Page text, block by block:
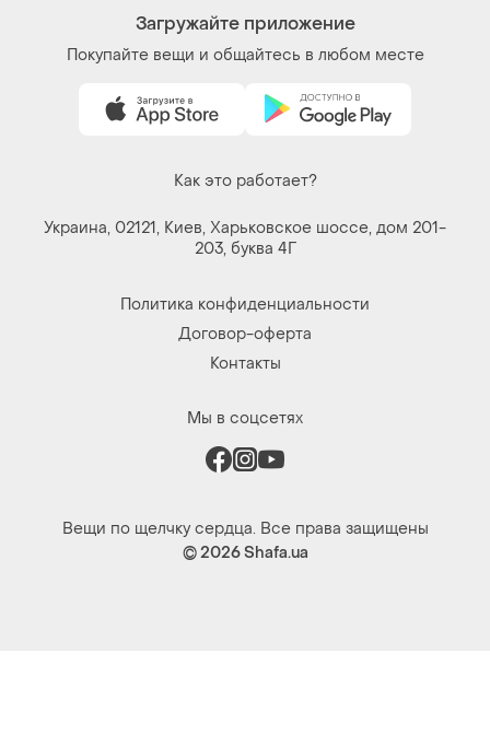
Загружайте приложение
Покупайте вещи и общайтесь в любом месте
Как это работает?
Украина, 02121, Киев, Харьковское шоссе, дом 201-
203, буква 4Г
Политика конфиденциальности
Договор-оферта
Контакты
Мы в соцсетях
Вещи по щелчку сердца. Все права защищены
© 2026Shafa.ua